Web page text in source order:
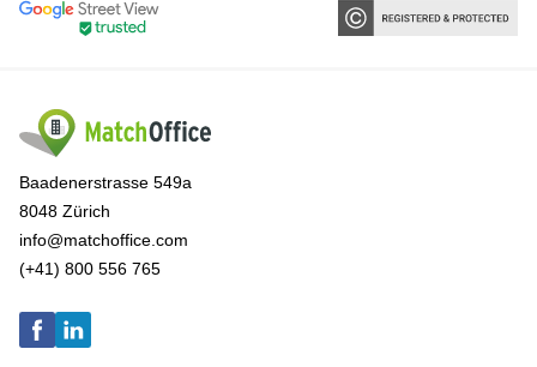
Baadenerstrasse 549a
8048 Zürich
info@matchoffice.com
(+41) 800 556 765